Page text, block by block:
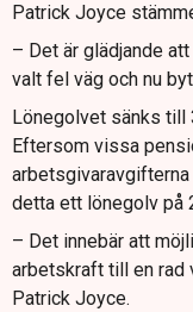
Patrick Joyce
– Det är glädjande
valt fel väg och nu
Lönegolvet sänks till
Eftersom vissa
detta ett lönegolv på
– Det innebär att
arbetskraft till en rad
Patrick Joyce.